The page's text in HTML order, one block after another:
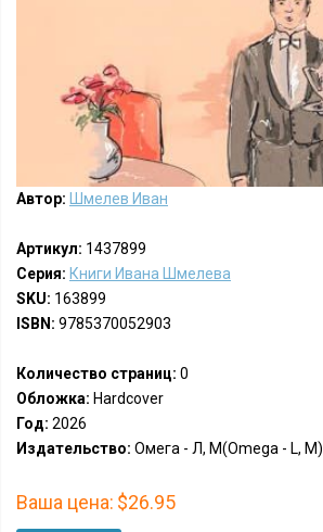
Автор: Шмелев Иван
Артикул: 1437899
Серия: Книги Ивана Шмелева
SKU: 163899
ISBN: 9785370052903
Количество страниц: 0
Обложка: Hardcover
Год: 2026
Издательство: Омега - Л, М(Omega - L, M)
Ваша цена: $26.95